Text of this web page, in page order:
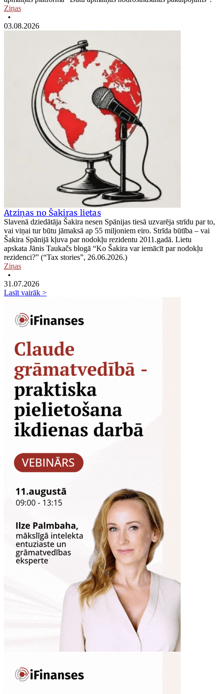
Ziņas
•
03.08.2026
Atziņas no Šakiras lietas
Slavenā dziedātāja Šakira nesen Spānijas tiesā uzvarēja strīdu par to,
vai viņai tur būtu jāmaksā ap 55 miljoniem eiro. Strīda būtība – vai
Šakira Spānijā kļuva par nodokļu rezidentu 2011.gadā. Lietu
apskata Jānis Taukačs blogā “Ko Šakira var iemācīt par nodokļu
rezidenci?” (“Tax stories”, 26.06.2026.)
Ziņas
•
31.07.2026
Lasīt vairāk >